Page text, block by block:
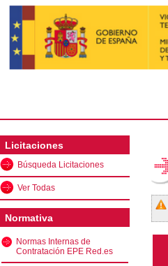
Licitaciones
Búsqueda Licitaciones
Ver Todas
Normativa
Normas Internas de
Contratación EPE Red.es